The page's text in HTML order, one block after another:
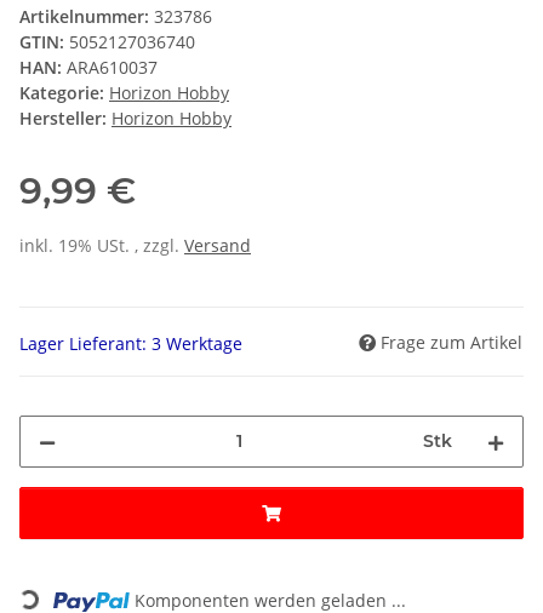
Artikelnummer: 323786
GTIN: 5052127036740
HAN: ARA610037
Kategorie: Horizon Hobby
Hersteller: Horizon Hobby
9,99 €
inkl. 19% USt. , zzgl. Versand
Lager Lieferant: 3 Werktage Frage zum Artikel
Stk
Loading... Komponenten werden geladen ...